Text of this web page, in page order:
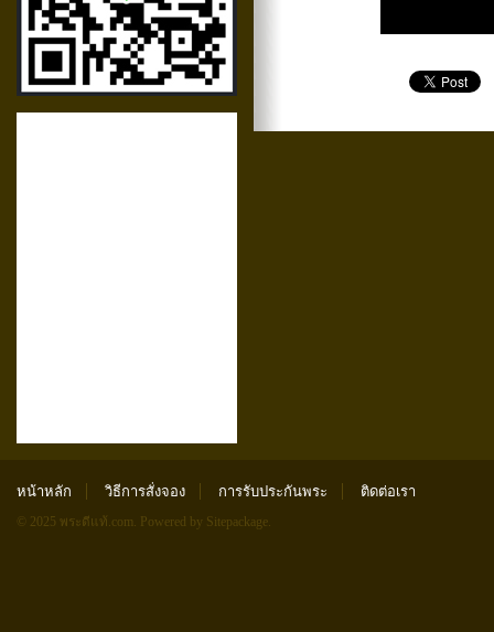
หน้าหลัก วิธีการสั่งจอง การรับประกันพระ ติดต่อเรา
© 2025 พระดีแท้.com. Powered by Sitepackage.